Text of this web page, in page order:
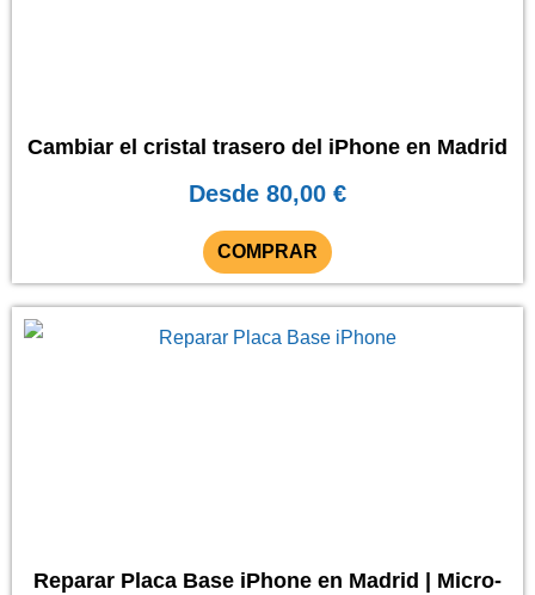
Cambiar el cristal trasero del iPhone en Madrid
Desde 80,00 €
COMPRAR
se
en
la
Reparar Placa Base iPhone en Madrid | Micro-
se